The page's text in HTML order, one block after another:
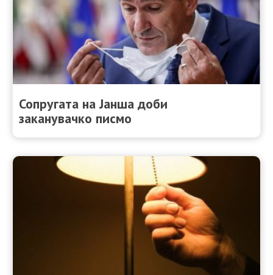
Сопругата на Јанша доби
заканувачко писмо